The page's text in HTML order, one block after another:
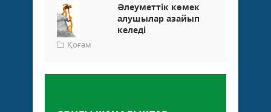
Әлеуметтік көмек
алушылар азайып
келеді
Қоғам